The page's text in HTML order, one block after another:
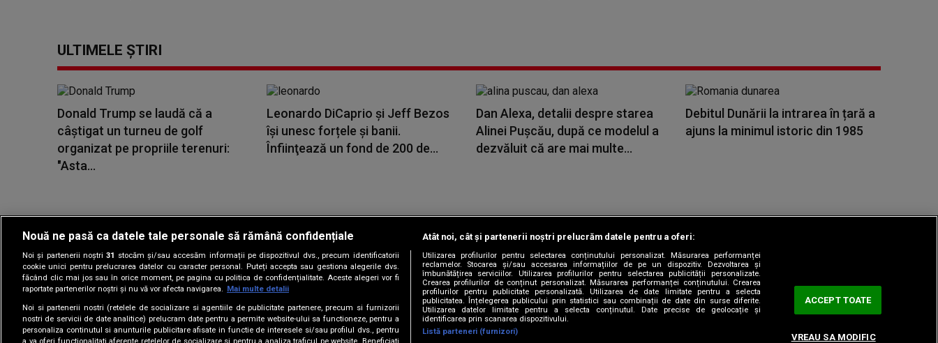
ULTIMELE ȘTIRI
Donald Trump se laudă că a
câștigat un turneu de golf
organizat pe propriile terenuri:
"Asta...
Leonardo DiCaprio şi Jeff Bezos
își unesc forțele și banii.
Înfiinţează un fond de 200 de...
Dan Alexa, detalii despre starea
Alinei Pușcău, după ce modelul a
dezvăluit că are mai multe...
Debitul Dunării la intrarea în țară a
ajuns la minimul istoric din 1985
Copyright © 2026 / DIGI ROMANIA S.A.
Gestionați preferințele|Termeni și condiții |Politica de confidențialitate|Contact/Info| Codul etic|Sitemap
Urmărește-ne și pe
Nouă ne pasă ca datele tale personale să rămână confidențiale
Noi și partenerii noștri31 stocăm și/sau accesăm informații pe dispozitivul dvs., precum identificatorii
cookie unici pentru prelucrarea datelor cu caracter personal. Puteți accepta sau gestiona alegerile dvs.
făcând clic mai jos sau în orice moment, pe pagina cu politica de confidențialitate. Aceste alegeri vor fi
raportate partenerilor noștri și nu vă vor afecta navigarea. Mai multe detalii
Noi si partenerii nostri (retelele de socializare si agentiile de publicitate partenere, precum si furnizorii
nostri de servicii de date analitice) prelucram date pentru a permite website-ului sa functioneze, pentru a
personaliza continutul si anunturile publicitare afisate in functie de interesele si/sau profilul dvs., pentru
a va oferi functionalitati aferente retelelor de socializare si pentru a analiza traficul pe website. Beneficiati
Atât noi, cât și partenerii noștri prelucrăm datele pentru a oferi:
Utilizarea profilurilor pentru selectarea conținutului personalizat. Măsurarea performanței
reclamelor. Stocarea și/sau accesarea informațiilor de pe un dispozitiv. Dezvoltarea și
îmbunătățirea serviciilor. Utilizarea profilurilor pentru selectarea publicității personalizate.
Crearea profilurilor de conținut personalizat. Măsurarea performanței conținutului. Crearea
profilurilor pentru publicitate personalizată. Utilizarea de date limitate pentru a selecta
publicitatea. Înțelegerea publicului prin statistici sau combinații de date din surse diferite.
Utilizarea datelor limitate pentru a selecta conținutul. Date precise de geolocație și
identificarea prin scanarea dispozitivului.
Listă parteneri (furnizori)
ACCEPT TOATE
VREAU SA MODIFIC